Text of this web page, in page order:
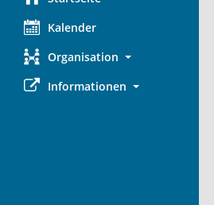
Kalender
Organisation
Informationen